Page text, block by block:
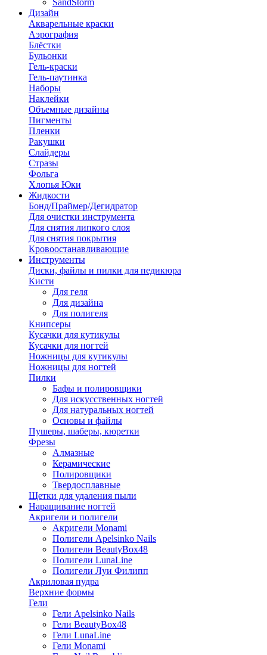
SandStorm
Дизайн
Акварельные краски
Аэрография
Блёстки
Бульонки
Гель-краски
Гель-паутинка
Наборы
Наклейки
Объемные дизайны
Пигменты
Пленки
Ракушки
Слайдеры
Стразы
Фольга
Хлопья Юки
Жидкости
Бонд/Праймер/Дегидратор
Для очистки инструмента
Для снятия липкого слоя
Для снятия покрытия
Кровоостанавливающие
Инструменты
Диски, файлы и пилки для педикюра
Кисти
Для геля
Для дизайна
Для полигеля
Книпсеры
Кусачки для кутикулы
Кусачки для ногтей
Ножницы для кутикулы
Ножницы для ногтей
Пилки
Бафы и полировщики
Для искусственных ногтей
Для натуральных ногтей
Основы и файлы
Пушеры, шаберы, кюретки
Фрезы
Алмазные
Керамические
Полировщики
Твердосплавные
Щетки для удаления пыли
Наращивание ногтей
Акригели и полигели
Акригели Monami
Полигели Apelsinko Nails
Полигели BeautyBox48
Полигели LunaLine
Полигели Луи Филипп
Акриловая пудра
Верхние формы
Гели
Гели Apelsinko Nails
Гели BeautyBox48
Гели LunaLine
Гели Monami